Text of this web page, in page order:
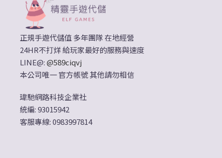
正規手遊代儲值 多年團隊 在地經營
24HR不打烊 給玩家最好的服務與速度
LINE@:@589ciqvj
本公司唯一 官方帳號 其他請勿相信
瑋馳網路科技企業社
統編: 93015942
客服專線: 0983997814